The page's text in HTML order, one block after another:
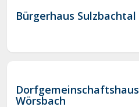
Bürgerhaus Sulzbachtal
Dorfgemeinschaftshaus
Wörsbach